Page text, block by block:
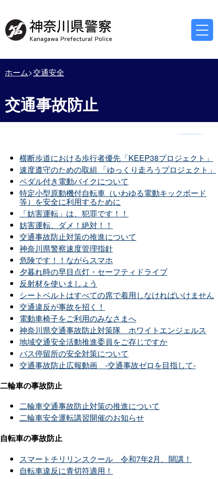
ホーム 交通安全
交通事故防止
横断歩道における歩行者優先「KEEP38プロジェクト」
速度遵守のための取組 「ゆっくり走ろうプロジェクト」
ペダル付き電動バイクについて
特定小型原動機付自転車（いわゆる電動キックボード
等）を安全に利用するために
「妨害運転」は、犯罪です！！
妨害運転、ダメ！絶対！！
交通事故防止対策の推進について
神奈川県警察速度管理指針
危険です！！ながらスマホ
夕暮れ時の早目点灯・セーフティドライブ
反射材を使いましょう
シートベルトはすべての席で着用しなければいけません
交通違反が事故を招く！
電動車椅子をご利用のみなさまへ
神奈川県交通事故防止対策隊 ホワイトエンジェルス
地域交通安全活動推進委員をご存じですか
バス停留所の安全対策について
交通事故防止広報動画 ‐交通事故ゼロを目指して‐
二輪車の事故防止
二輪車交通事故防止対策の推進について
二輪車安全運転講習開催のお知らせ
自転車の事故防止
スマートチリリンスクール 令和7年2月、開講！
自転車違反に青切符適用！